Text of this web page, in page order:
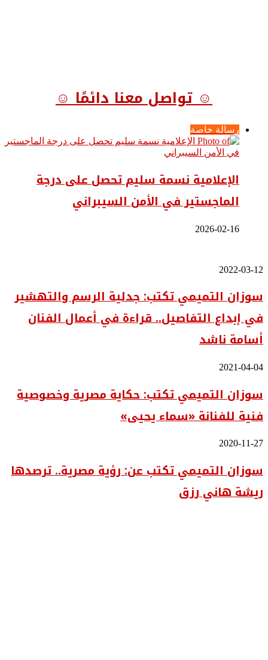
☺ تواصل معنا دائمًا ☺
رسالة خاصة
الإعلامية نسمة سليم تحصل على درجة
الماجستير في الأمن السيبراني
2026-02-16
سوزان
تكتب:
جدلية
الرسم
والتهشير
في
قراءة
أعمال
أسامة
2022-03-12
سوزان التميمي تكتب: جدلية الرسم والتهشير
في إبداع التفاصيل.. قراءة في أعمال الفنان
أسامة ناشد
سوزان
تكتب:
حكاية
مصرية
وخصوصية
للفنانة
يحيى»
2021-04-04
سوزان التميمي تكتب: حكاية مصرية وخصوصية
فنية للفنانة «سماء يحيى»
سوزان
تكتب
عن:
رؤية
مصرية..
2020-11-27
سوزان التميمي تكتب عن: رؤية مصرية.. ترصدها
ريشة هاني رزق